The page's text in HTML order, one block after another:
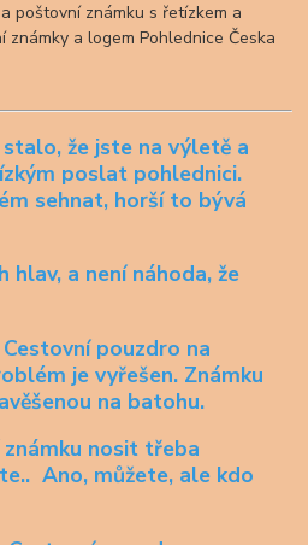
poštovní známku s řetízkem a
a logem Pohlednice Česka
že jste na výletě a
poslat pohlednici.
sehnat, horší to bývá
hlav, a není náhoda, že
Cestovní pouzdro na
je vyřešen. Známku
na batohu.
nosit třeba
Ano, můžete, ale kdo